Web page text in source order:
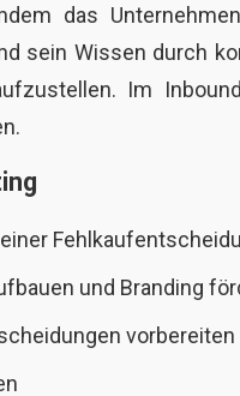
das
sein Wissen durch
Im
und Branding
vorbereiten